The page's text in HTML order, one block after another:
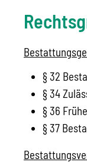
§ 32
§ 34
§ 36
§ 37